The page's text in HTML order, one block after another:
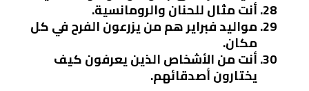
أنت مثال للحنان والرومانسية.
مواليد فبراير هم من يزرعون الفرح في كل
مكان.
أنت من الأشخاص الذين يعرفون كيف
يختارون أصدقائهم.